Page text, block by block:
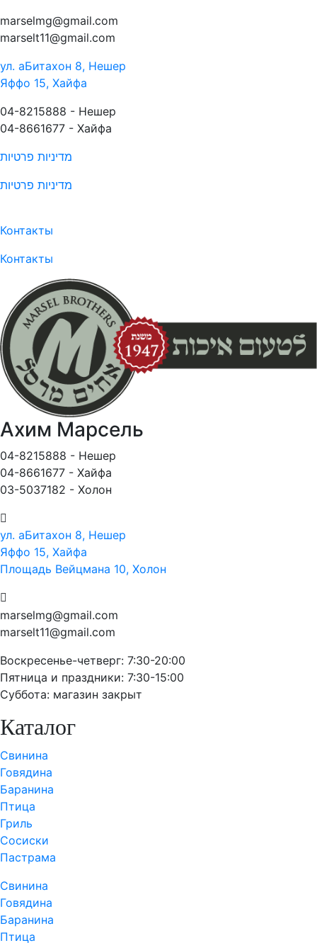
marselmg@gmail.com
marselt11@gmail.com
ул. аБитахон 8, Нешер
Яффо 15, Хайфа
04-8215888 - Нешер​
04-8661677 - Хайфа
מדיניות פרטיות
מדיניות פרטיות
Контакты
Контакты
Ахим Марсель
04-8215888 - Нешер​
04-8661677 - Хайфа
03-5037182 - Холон
ул. аБитахон 8, Нешер
Яффо 15, Хайфа
Площадь Вейцмана 10, Холон
marselmg@gmail.com
marselt11@gmail.com
Воскресенье-четверг: 7:30-20:00
Пятница и праздники: 7:30-15:00
Суббота: магазин закрыт
Каталог
Свинина
Говядина
Баранина
Птица
Гриль
Сосиски
Пастрама
Свинина
Говядина
Баранина
Птица